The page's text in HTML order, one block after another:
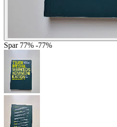
Spar 77% -77%